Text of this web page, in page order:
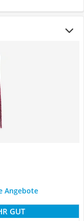
Angebote
GUT